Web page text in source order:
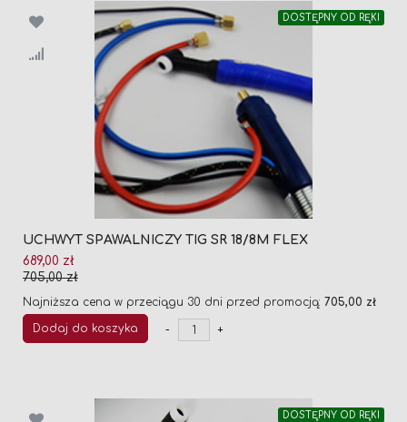
DOSTĘPNY OD RĘKI
UCHWYT SPAWALNICZY TIG SR 18/8M FLEX
Cena
promocyjna
689,00 zł
705,00 zł
Najniższa cena w przeciągu 30 dni przed promocją: 705,00 zł
Dodaj do koszyka - +
DOSTĘPNY OD RĘKI